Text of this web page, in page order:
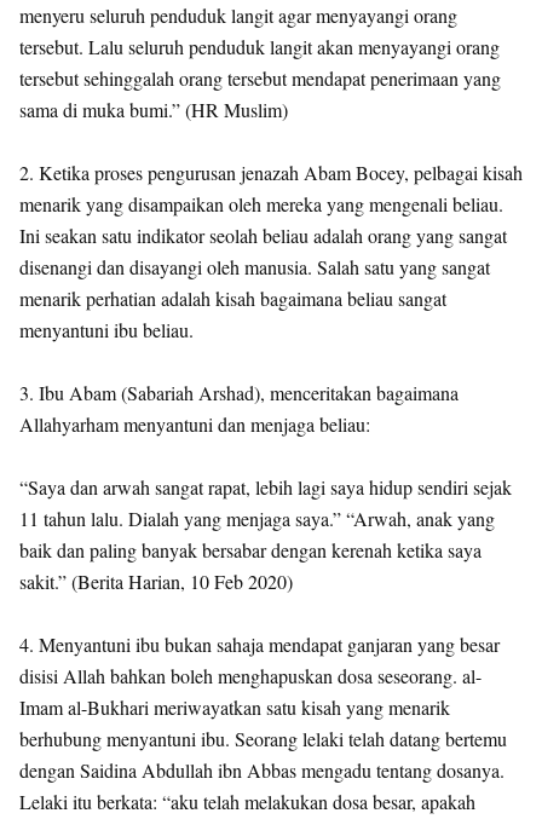
menyeru seluruh penduduk langit agar menyayangi orang
tersebut. Lalu seluruh penduduk langit akan menyayangi orang
tersebut sehinggalah orang tersebut mendapat penerimaan yang
sama di muka bumi.” (HR Muslim)
2. Ketika proses pengurusan jenazah Abam Bocey, pelbagai kisah
menarik yang disampaikan oleh mereka yang mengenali beliau.
Ini seakan satu indikator seolah beliau adalah orang yang sangat
disenangi dan disayangi oleh manusia. Salah satu yang sangat
menarik perhatian adalah kisah bagaimana beliau sangat
menyantuni ibu beliau.
3. Ibu Abam (Sabariah Arshad), menceritakan bagaimana
Allahyarham menyantuni dan menjaga beliau:
“Saya dan arwah sangat rapat, lebih lagi saya hidup sendiri sejak
11 tahun lalu. Dialah yang menjaga saya.” “Arwah, anak yang
baik dan paling banyak bersabar dengan kerenah ketika saya
sakit.” (Berita Harian, 10 Feb 2020)
4. Menyantuni ibu bukan sahaja mendapat ganjaran yang besar
disisi Allah bahkan boleh menghapuskan dosa seseorang. al-
Imam al-Bukhari meriwayatkan satu kisah yang menarik
berhubung menyantuni ibu. Seorang lelaki telah datang bertemu
dengan Saidina Abdullah ibn Abbas mengadu tentang dosanya.
Lelaki itu berkata: “aku telah melakukan dosa besar, apakah